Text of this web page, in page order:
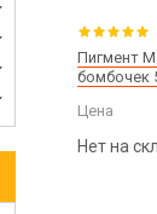
Пигмент
бомбочек
Цена
Нет на